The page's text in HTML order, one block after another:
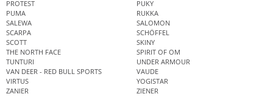
PROTEST
PUKY
PUMA
RUKKA
SALEWA
SALOMON
SCARPA
SCHÖFFEL
SCOTT
SKINY
THE NORTH FACE
SPIRIT OF OM
TUNTURI
UNDER ARMOUR
VAN DEER - RED BULL SPORTS
VAUDE
VIRTUS
YOGISTAR
ZANIER
ZIENER